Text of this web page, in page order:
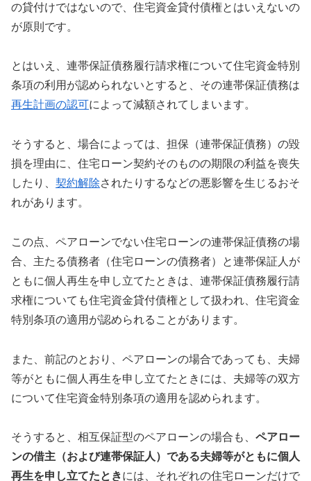
の貸付けではないので、住宅資金貸付債権とはいえないの
が原則です。
とはいえ、連帯保証債務履行請求権について住宅資金特別
条項の利用が認められないとすると、その連帯保証債務は
再生計画の認可によって減額されてしまいます。
そうすると、場合によっては、担保（連帯保証債務）の毀
損を理由に、住宅ローン契約そのものの期限の利益を喪失
したり、 契約解除されたりするなどの悪影響を生じるおそ
れがあります。
この点、ペアローンでない住宅ローンの連帯保証債務の場
合、主たる債務者（住宅ローンの債務者）と連帯保証人が
ともに個人再生を申し立てたときは、連帯保証債務履行請
求権についても住宅資金貸付債権として扱われ、住宅資金
特別条項の適用が認められることがあります。
また、前記のとおり、ペアローンの場合であっても、夫婦
等がともに個人再生を申し立てたときには、夫婦等の双方
について住宅資金特別条項の適用を認められます。
そうすると、相互保証型のペアローンの場合も、 ペアロー
ンの借主（および連帯保証人）である夫婦等がともに個人
再生を申し立てたときには、それぞれの住宅ローンだけで